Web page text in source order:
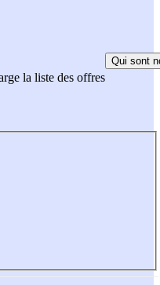
la liste des offres
Qui sont